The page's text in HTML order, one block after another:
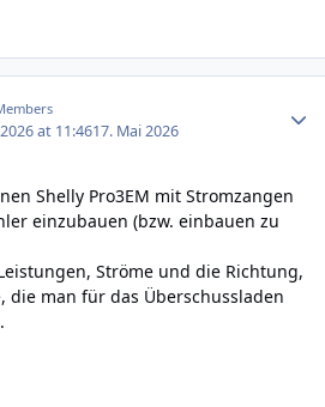
at 11:4617. Mai 2026
Shelly Pro3EM mit Stromzangen
einzubauen (bzw. einbauen zu
Ströme und die Richtung,
die man für das Überschussladen